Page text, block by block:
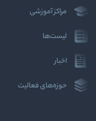
مراکز آموزشی
لیست‌ها
اخبار
حوزه‌های فعالیت